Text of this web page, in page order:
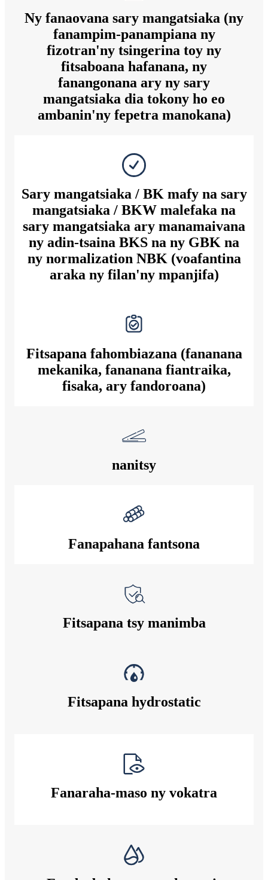
Ny fanaovana sary mangatsiaka (ny
fanampim-panampiana ny
fizotran'ny tsingerina toy ny
fitsaboana hafanana, ny
fanangonana ary ny sary
mangatsiaka dia tokony ho eo
ambanin'ny fepetra manokana)
Sary mangatsiaka / BK mafy na sary
mangatsiaka / BKW malefaka na
sary mangatsiaka ary manamaivana
ny adin-tsaina BKS na ny GBK na
ny normalization NBK (voafantina
araka ny filan'ny mpanjifa)
Fitsapana fahombiazana (fananana
mekanika, fananana fiantraika,
fisaka, ary fandoroana)
nanitsy
Fanapahana fantsona
Fitsapana tsy manimba
Fitsapana hydrostatic
Fanaraha-maso ny vokatra